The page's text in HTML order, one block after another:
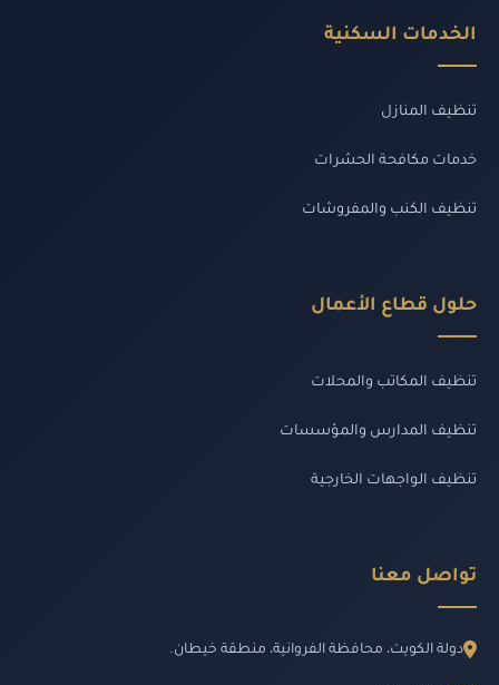
الخدمات السكنية
تنظيف المنازل
خدمات مكافحة الحشرات
تنظيف الكنب والمفروشات
حلول قطاع الأعمال
تنظيف المكاتب والمحلات
تنظيف المدارس والمؤسسات
تنظيف الواجهات الخارجية
تواصل معنا
دولة الكويت، محافظة الفروانية، منطقة خيطان.